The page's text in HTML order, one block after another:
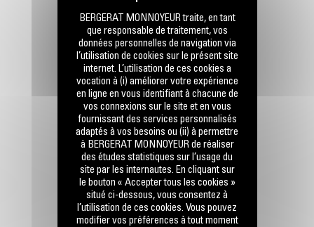
Appelez-nous
0770 555 556
Écrivez-nous
ENVOYER LA DEMANDE
BERGERAT MONNOYEUR traite, en tant
que responsable de traitement, vos
données personnelles de navigation via
l’utilisation de cookies sur le présent site
internet. L’utilisation de ces cookies a
vocation à (i) améliorer votre expérience
en ligne en vous identifiant à chacune de
vos connexions sur le site et en vous
fournissant des services personnalisés
adaptés à vos besoins ou (ii) à permettre
à BERGERAT MONNOYEUR de réaliser
des études statistiques sur l’usage du
site par les internautes. En cliquant sur
le bouton « Accepter tous les cookies »
situé ci-dessous, vous consentez à
l’utilisation de ces cookies. Vous pouvez
modifier vos préférences à tout moment